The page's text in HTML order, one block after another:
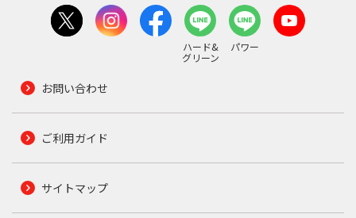
ハード&
グリーン
パワー
お問い合わせ
ご利用ガイド
サイトマップ